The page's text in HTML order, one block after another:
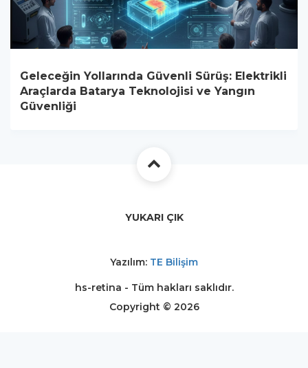
Geleceğin Yollarında Güvenli Sürüş: Elektrikli
Araçlarda Batarya Teknolojisi ve Yangın
Güvenliği
YUKARI ÇIK
Yazılım: TE Bilişim
hs-retina - Tüm hakları saklıdır.
Copyright © 2026